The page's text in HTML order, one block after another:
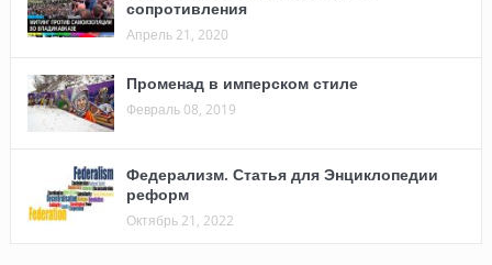
сопротивления
Апрель 21, 2020
Променад в имперском стиле
Февраль 08, 2019
Федерализм. Статья для Энциклопедии
реформ
Октябрь 21, 2022